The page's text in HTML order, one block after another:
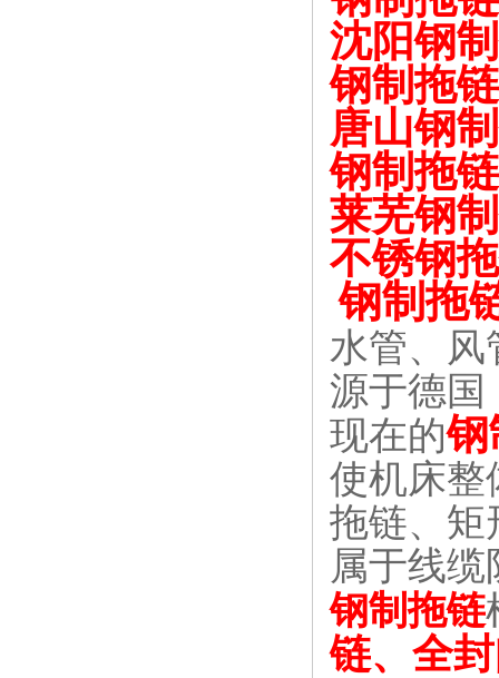
沈阳钢
钢制拖
唐山钢
钢制拖
莱芜钢
不锈钢
钢制拖
水管、风
源于德国
现在的钢
使机床整
拖链、矩
属于线
钢制拖链
链、全